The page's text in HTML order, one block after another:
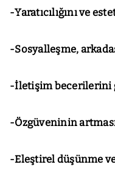
-Yaratıcılığını ve
-Sosyalleşme,
-İletişim becerilerini
-Özgüveninin
-Eleştirel düşünme